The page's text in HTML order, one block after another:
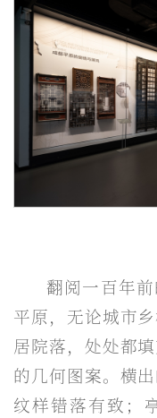
翻阅一百年
平原，无论城市
居院落，处处都
的几何图案。横
纹样错落有致；